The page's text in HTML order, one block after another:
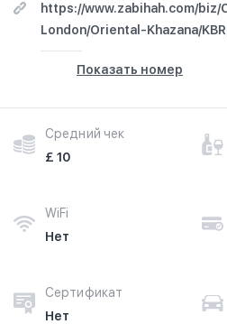
https://www.zabihah.com/
London/Oriental-Khazana/
Показать номер
Средний чек
£ 10
WiFi
Нет
Сертификат
Нет